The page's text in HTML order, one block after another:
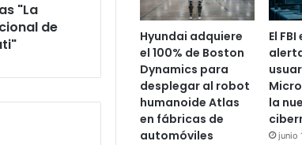
"La
de
Hyundai adquiere
el 100% de Boston
Dynamics para
desplegar al robot
humanoide Atlas
en fábricas de
automóviles
El
la
junio